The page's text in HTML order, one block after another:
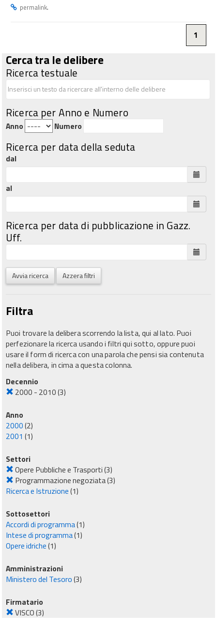
permalink.
1
Cerca tra le delibere
Ricerca testuale
Ricerca per Anno e Numero
Anno Numero
Ricerca per data della seduta
dal
al
Ricerca per data di pubblicazione in Gazz.
Uff.
Avvia ricerca Azzera filtri
Filtra
Puoi trovare la delibera scorrendo la lista, qui al lato. Puoi
perfezionare la ricerca usando i filtri qui sotto, oppure puoi
usare il form di ricerca con una parola che pensi sia contenuta
nella delibera, in cima a questa colonna.
Decennio
2000 - 2010(3)
Anno
2000(2)
2001 (1)
Settori
Opere Pubbliche e Trasporti(3)
Programmazione negoziata(3)
Ricerca e Istruzione(1)
Sottosettori
Accordi di programma(1)
Intese di programma(1)
Opere idriche(1)
Amministrazioni
Ministero del Tesoro(3)
Firmatario
VISCO(3)